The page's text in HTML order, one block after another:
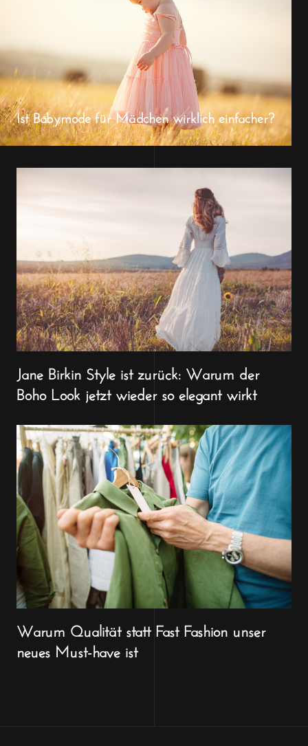
Ist Babymode für Mädchen wirklich einfacher?
Jane Birkin Style ist zurück: Warum der
Boho Look jetzt wieder so elegant wirkt
Warum Qualität statt Fast Fashion unser
neues Must-have ist